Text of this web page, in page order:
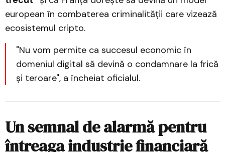
european în combaterea criminalității care vizează
ecosistemul cripto.
"Nu vom permite ca succesul economic în
domeniul digital să devină o condamnare la frică
şi teroare", a încheiat oficialul.
Un semnal de alarmă pentru
întreaga industrie financiară